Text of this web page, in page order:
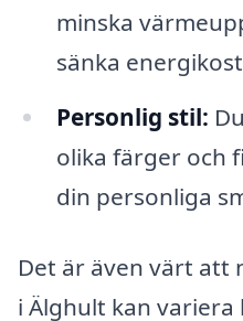
minska
sänka
Personlig stil:
olika färger och
din personliga
Det är även värt att
i Älghult kan